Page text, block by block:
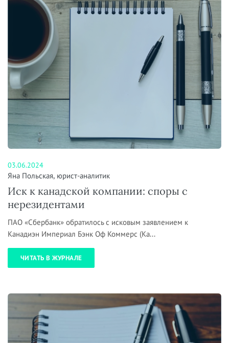
03.06.2024
Яна Польская, юрист-аналитик
Иск к канадской компании: споры с
нерезидентами
ПАО «Сбербанк» обратилось с исковым заявлением к
Канадиэн Империал Бэнк Оф Коммерс (Ка...
ЧИТАТЬ В ЖУРНАЛЕ